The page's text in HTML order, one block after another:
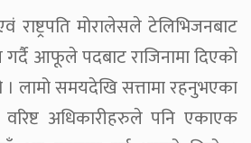
राष्ट्रपति मोरालेसले टेलिभिजनबाट
गर्दै आफूले पदबाट राजिनामा दिएको
। लामो समयदेखि सत्तामा रहनुभएका
वरिष्ट अधिकारीहरुले पनि एकाएक